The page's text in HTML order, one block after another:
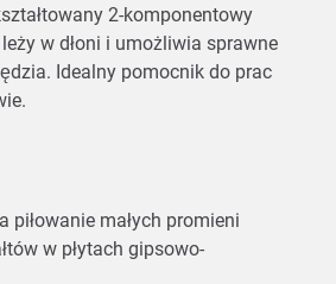
2-komponentowy
w dłoni i umożliwia sprawne
Idealny pomocnik do prac
piłowanie małych promieni
w płytach gipsowo-